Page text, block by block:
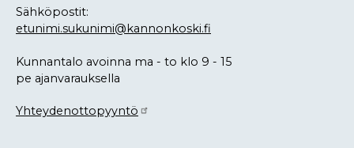
Sähköpostit:
etunimi.sukunimi@kannonkoski.fi
Kunnantalo avoinna ma - to klo 9 - 15
pe ajanvarauksella
Yhteydenottopyyntö